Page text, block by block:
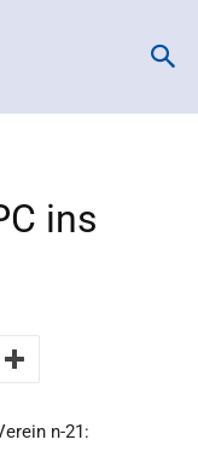
ins
n-21: